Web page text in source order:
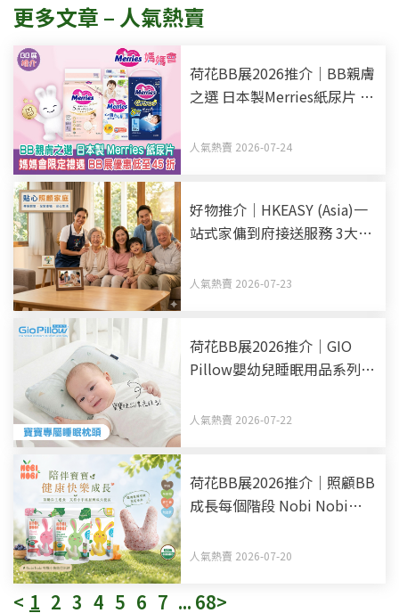
更多文章 – 人氣熱賣
荷花BB展2026推介｜BB親膚
之選 日本製Merries紙尿片 媽
45折
人氣熱賣 2026-07-24
好物推介｜HKEASY (Asia)一
站式家傭到府接送服務 3大優
人氣熱賣 2026-07-23
荷花BB展2026推介｜GIO
Pillow嬰幼兒睡眠用品系列
呵護BB睡眠
人氣熱賣 2026-07-22
荷花BB展2026推介｜照顧BB
成長每個階段 Nobi Nobi
之選
人氣熱賣 2026-07-20
< 1 2 3 4 5 6 7 ... 68>